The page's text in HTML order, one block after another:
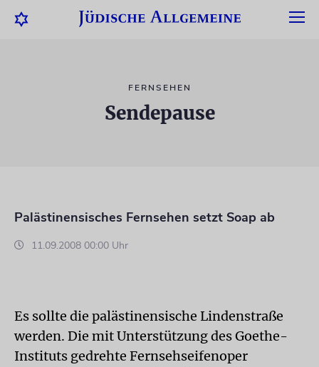
FERNSEHEN
Sendepause
Palästinensisches Fernsehen setzt Soap ab
11.09.2008 00:00 Uhr
Es sollte die palästinensische Lindenstraße
werden. Die mit Unterstützung des Goethe-
Instituts gedrehte Fernsehseifenoper